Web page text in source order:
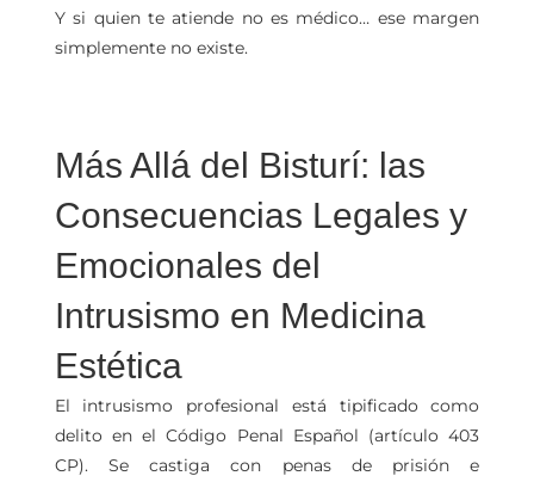
Y si quien te atiende no es médico… ese margen
simplemente no existe.
Más Allá del Bisturí: las
Consecuencias Legales y
Emocionales del
Intrusismo en Medicina
Estética
El intrusismo profesional está tipificado como
delito en el Código Penal Español (artículo 403
CP). Se castiga con penas de prisión e